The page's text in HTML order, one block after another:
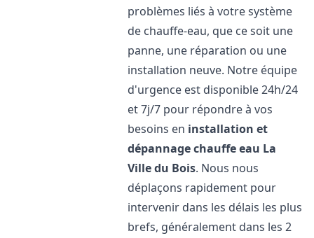
problèmes liés à votre système
de chauffe-eau, que ce soit une
panne, une réparation ou une
installation neuve. Notre équipe
d'urgence est disponible 24h/24
et 7j/7 pour répondre à vos
besoins en installation et
dépannage chauffe eau La
Ville du Bois. Nous nous
déplaçons rapidement pour
intervenir dans les délais les plus
brefs, généralement dans les 2